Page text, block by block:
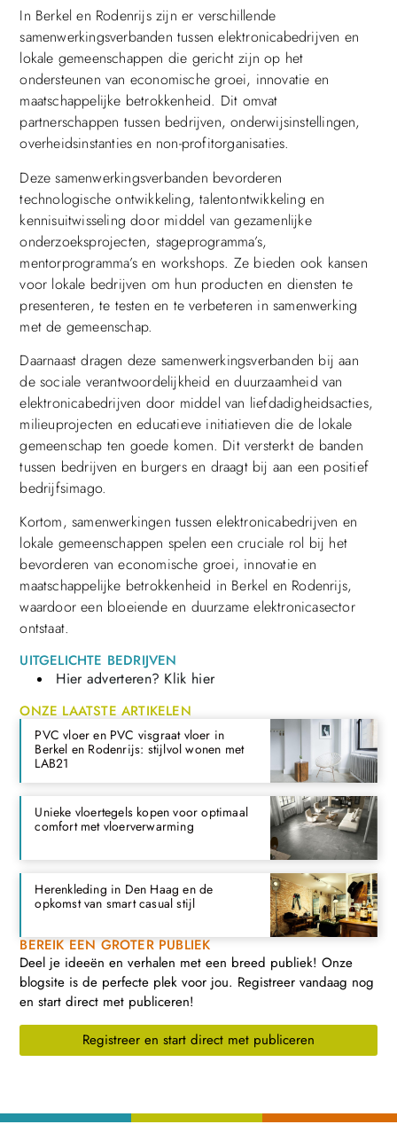
In Berkel en Rodenrijs zijn er verschillende
samenwerkingsverbanden tussen elektronicabedrijven en
lokale gemeenschappen die gericht zijn op het
ondersteunen van economische groei, innovatie en
maatschappelijke betrokkenheid. Dit omvat
partnerschappen tussen bedrijven, onderwijsinstellingen,
overheidsinstanties en non-profitorganisaties.
Deze samenwerkingsverbanden bevorderen
technologische ontwikkeling, talentontwikkeling en
kennisuitwisseling door middel van gezamenlijke
onderzoeksprojecten, stageprogramma’s,
mentorprogramma’s en workshops. Ze bieden ook kansen
voor lokale bedrijven om hun producten en diensten te
presenteren, te testen en te verbeteren in samenwerking
met de gemeenschap.
Daarnaast dragen deze samenwerkingsverbanden bij aan
de sociale verantwoordelijkheid en duurzaamheid van
elektronicabedrijven door middel van liefdadigheidsacties,
milieuprojecten en educatieve initiatieven die de lokale
gemeenschap ten goede komen. Dit versterkt de banden
tussen bedrijven en burgers en draagt bij aan een positief
bedrijfsimago.
Kortom, samenwerkingen tussen elektronicabedrijven en
lokale gemeenschappen spelen een cruciale rol bij het
bevorderen van economische groei, innovatie en
maatschappelijke betrokkenheid in Berkel en Rodenrijs,
waardoor een bloeiende en duurzame elektronicasector
ontstaat.
UITGELICHTE BEDRIJVEN
Hier adverteren? Klik hier
ONZE LAATSTE ARTIKELEN
PVC vloer en PVC visgraat vloer in
Berkel en Rodenrijs: stijlvol wonen met
LAB21
Unieke vloertegels kopen voor optimaal
comfort met vloerverwarming
Herenkleding in Den Haag en de
opkomst van smart casual stijl
BEREIK EEN GROTER PUBLIEK
Deel je ideeën en verhalen met een breed publiek! Onze
blogsite is de perfecte plek voor jou. Registreer vandaag nog
en start direct met publiceren!
Registreer en start direct met publiceren